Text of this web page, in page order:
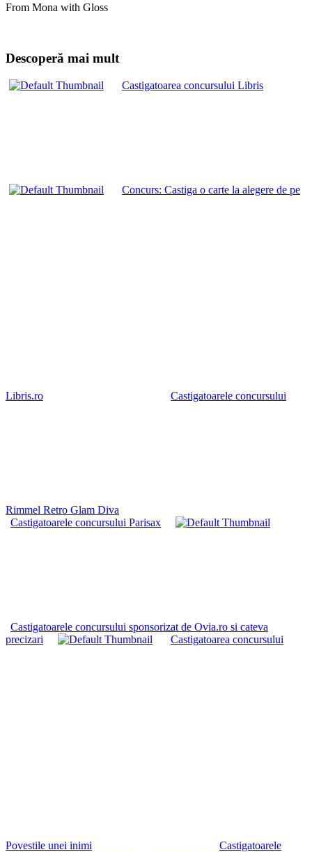
From Mona with Gloss
Descoperă mai mult
Castigatoarea concursului Libris
Concurs: Castiga o carte la alegere de pe
Libris.ro Castigatoarele concursului
Rimmel Retro Glam Diva
Castigatoarele concursului Parisax
Castigatoarele concursului sponsorizat de Ovia.ro si cateva
precizari
Castigatoarea concursului
Povestile unei inimi
Castigatoarele